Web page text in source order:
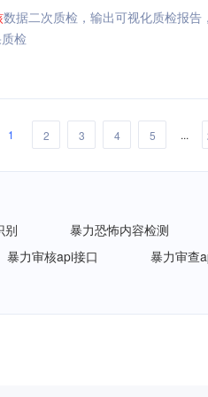
数据二次质检，输出可视化质检报告
检
1 2 3 4 5 ...
别 暴力恐怖内容检测
暴力审核api接口 暴力审查